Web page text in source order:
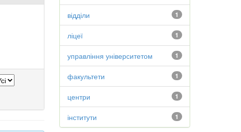
1
відділи
1
ліцеї
1
управління університетом
1
факультети
1
центри
1
інститути